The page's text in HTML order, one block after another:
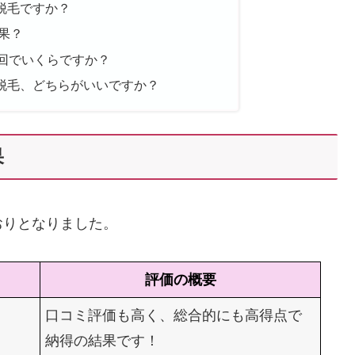
毛ですか？
？
でいくらですか？
、どちらがいいですか？
となりました。
評価の概要
口コミ評価も高く、総合的にも高得点で
納得の結果です！